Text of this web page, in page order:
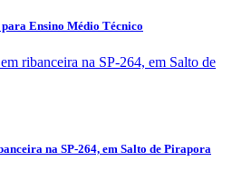
para Ensino Médio Técnico
na SP-264, em Salto de Pirapora